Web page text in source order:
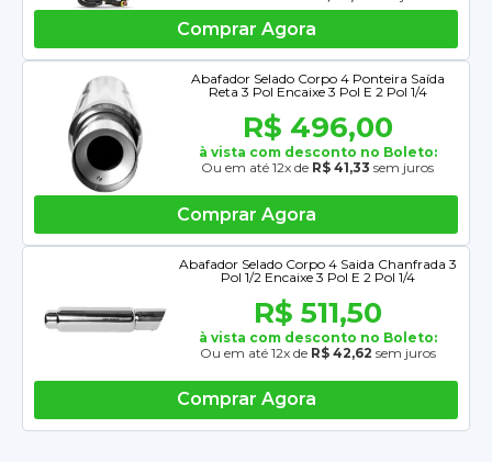
Comprar Agora
Abafador Selado Corpo 4 Ponteira Saída
Reta 3 Pol Encaixe 3 Pol E 2 Pol 1/4
R$ 496,00
à vista com desconto no Boleto:
Ou em até 12x de R$ 41,33 sem juros
Comprar Agora
Abafador Selado Corpo 4 Saida Chanfrada 3
Pol 1/2 Encaixe 3 Pol E 2 Pol 1/4
R$ 511,50
à vista com desconto no Boleto:
Ou em até 12x de R$ 42,62 sem juros
Comprar Agora